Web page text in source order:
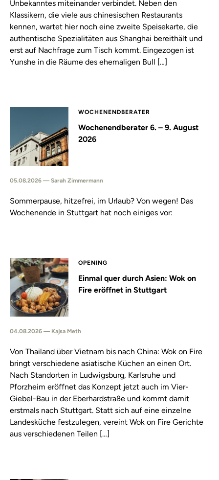
Unbekanntes miteinander verbindet. Neben den
Klassikern, die viele aus chinesischen Restaurants
kennen, wartet hier noch eine zweite Speisekarte, die
authentische Spezialitäten aus Shanghai bereithält und
erst auf Nachfrage zum Tisch kommt. Eingezogen ist
Yunshe in die Räume des ehemaligen Bull […]
WOCHENENDBERATER
Wochenendberater 6. – 9. August
2026
05.08.2026 — Sarah Zimmermann
Sommerpause, hitzefrei, im Urlaub? Von wegen! Das
Wochenende in Stuttgart hat noch einiges vor:
OPENING
Einmal quer durch Asien: Wok on
Fire eröffnet in Stuttgart
04.08.2026 — Kajsa Meth
Von Thailand über Vietnam bis nach China: Wok on Fire
bringt verschiedene asiatische Küchen an einen Ort.
Nach Standorten in Ludwigsburg, Karlsruhe und
Pforzheim eröffnet das Konzept jetzt auch im Vier-
Giebel-Bau in der Eberhardstraße und kommt damit
erstmals nach Stuttgart. Statt sich auf eine einzelne
Landesküche festzulegen, vereint Wok on Fire Gerichte
aus verschiedenen Teilen […]